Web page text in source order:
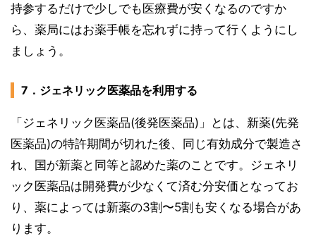
持参するだけで少しでも医療費が安くなるのですか
ら、薬局にはお薬手帳を忘れずに持って行くようにし
ましょう。
7．ジェネリック医薬品を利用する
「ジェネリック医薬品(後発医薬品)」とは、新薬(先発
医薬品)の特許期間が切れた後、同じ有効成分で製造さ
れ、国が新薬と同等と認めた薬のことです。ジェネリ
ック医薬品は開発費が少なくて済む分安価となってお
り、薬によっては新薬の3割〜5割も安くなる場合があ
ります。